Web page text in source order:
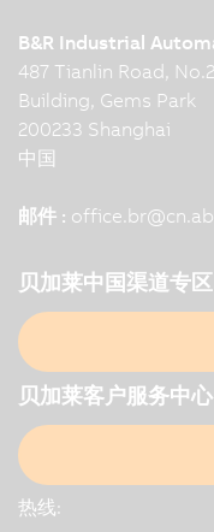
B&R Industrial
487 Tianlin Road,
Building, Gems Park
200233 Shanghai
中国
邮件 : office.br@
贝加莱中国渠道专区
贝加莱客户服务中心
热线: